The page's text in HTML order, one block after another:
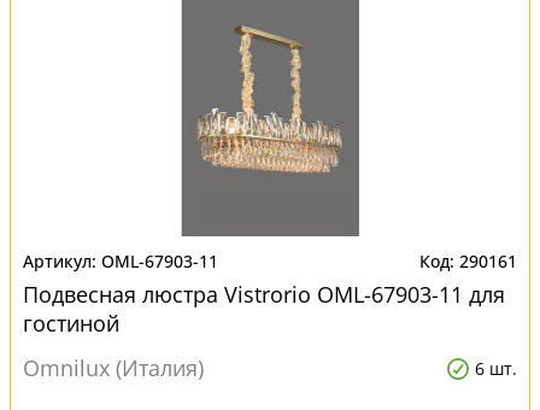
OML-67903-11 290161
Подвесная люстра Vistrorio OML-67903-11 для
гостиной
Omnilux (Италия)
6 шт.